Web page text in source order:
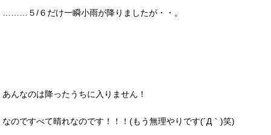
………５/６だけ一瞬小雨が降りましたが・・。
あんなのは降ったうちに入りません！
なのですべて晴れなのです！！！(もう無理やりです(´Д｀)笑)